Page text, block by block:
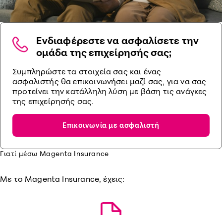
Ενδιαφέρεστε να ασφαλίσετε την
ομάδα της επιχείρησής σας;
Συμπληρώστε τα στοιχεία σας και ένας
ασφαλιστής θα επικοινωνήσει μαζί σας, για να σας
προτείνει την κατάλληλη λύση με βάση τις ανάγκες
της επιχείρησής σας.
Επικοινωνία με ασφαλιστή
Γιατί μέσω Magenta Insurance
Με το Magenta Insurance, έχεις: